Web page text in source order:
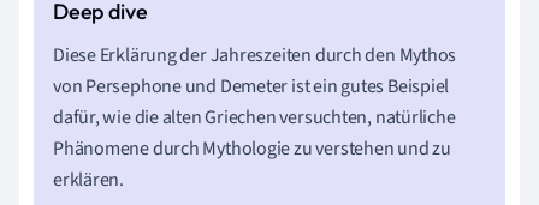
Diese Erklärung der Jahreszeiten durch den Mythos
von Persephone und Demeter ist ein gutes Beispiel
dafür, wie die alten Griechen versuchten, natürliche
Phänomene durch Mythologie zu verstehen und zu
erklären.